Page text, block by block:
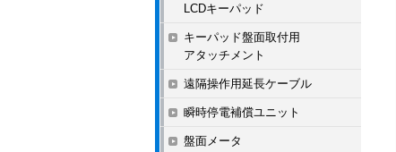
LCDキーパッド
キーパッド盤面取付用
アタッチメント
遠隔操作用延長ケーブル
瞬時停電補償ユニット
盤面メータ